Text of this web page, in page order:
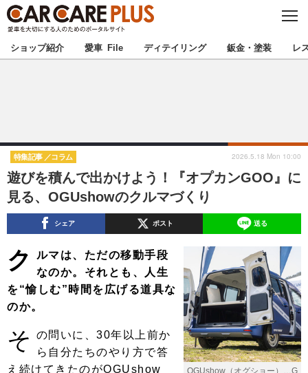
C
S
E
★カーケアプラス認定★ 厳選プロショップを地域から探す
甲信越 北陸
東海 関西
中国 四国
九州 沖縄
注目の記事
愛車 File
自動車豆知識 ストップ！不具合修理＆粗悪修理
鈑金・塗装
ディテイリング
ディテイリング 洗車
ヘッドライト磨き コーティング
鈑金・塗装
小キズ直し 防錆
特集記事
ショップ紹介 愛車 File ディテイリング 鈑金・塗装 レ
遊びを積んで出かけよう！『オプカンGOO』に
見る、OGUshowのクルマづくり
特集記事 コラム 2026.5.18 Mon 10:00
シェア ポスト 送る
ク
ルマは、ただの移動手段
なのか。それとも、人生
を“愉しむ”時間を広げる道具な
のか。
そ
の問いに、30年以上前か
ら自分たちのやり方で答
え続けてきたのがOGUshow